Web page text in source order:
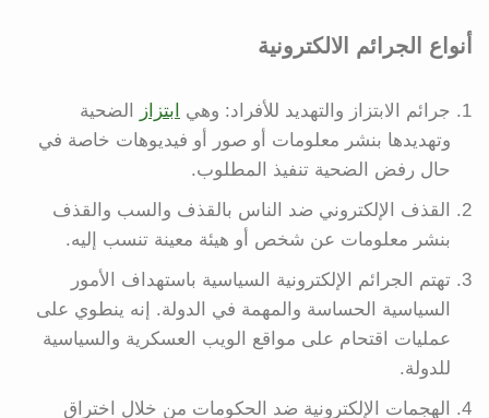
أنواع الجرائم الالكترونية
جرائم الابتزاز والتهديد للأفراد: وهي ابتزاز
الضحية
وتهديدها بنشر معلومات أو صور أو فيديوهات خاصة في
حال رفض الضحية تنفيذ المطلوب.
القذف الإلكتروني ضد الناس بالقذف والسب والقذف
بنشر معلومات عن شخص أو هيئة معينة تنسب إليه.
تهتم الجرائم الإلكترونية السياسية باستهداف الأمور
السياسية الحساسة والمهمة في الدولة. إنه ينطوي على
عمليات اقتحام على مواقع الويب العسكرية والسياسية
للدولة.
الهجمات الإلكترونية ضد الحكومات من خلال اختراق